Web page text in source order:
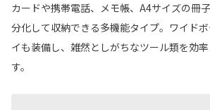
カードや携帯電話、メモ帳、A4サイズの冊
分化して収納できる多機能タイプ。ワイド
イも装備し、雑然としがちなツール類を効
す。